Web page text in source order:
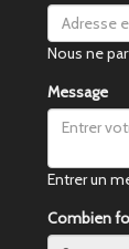
Nous ne
Message
Entrer un
Combien